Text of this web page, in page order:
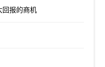
回报的商机